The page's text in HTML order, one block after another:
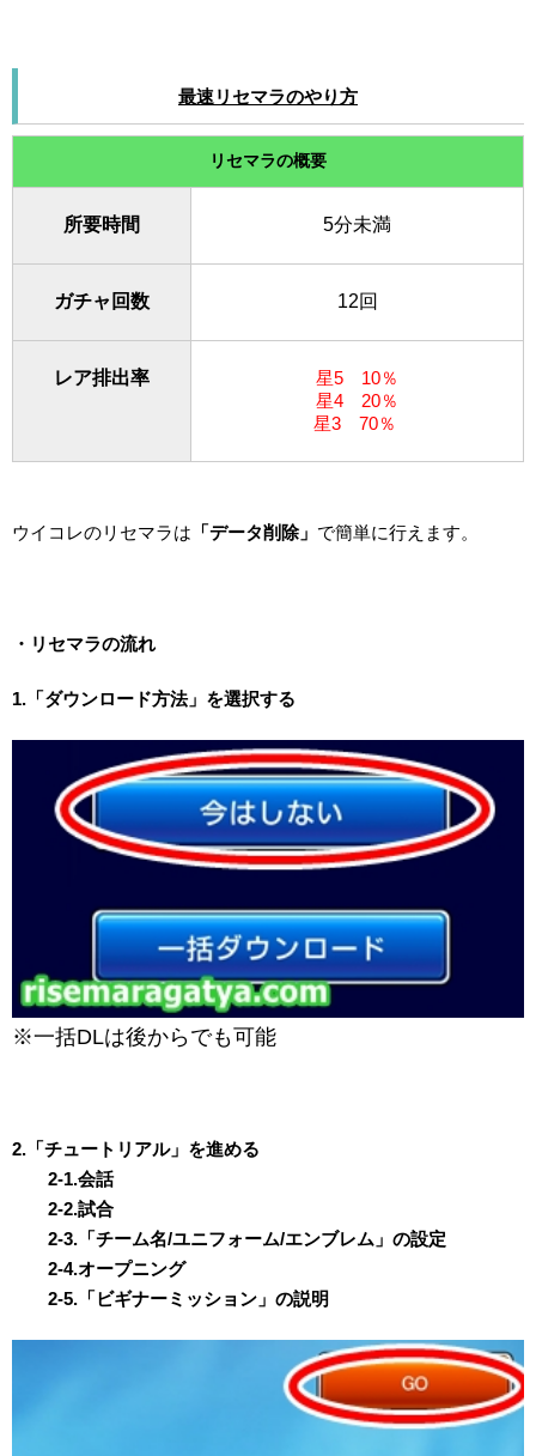
最速リセマラのやり方
リセマラの概要
所要時間 5分未満
ガチャ回数 12回
レア排出率
星5 10％
星4 20％
星3 70％
ウイコレのリセマラは 「データ削除」 で簡単に行えます。
・リセマラの流れ
1.「ダウンロード方法」を選択する
※一括DLは後からでも可能
2.「チュートリアル」を進める
2-1.会話
2-2.試合
2-3.「チーム名/ユニフォーム/エンブレム」の設定
2-4.オープニング
2-5.「ビギナーミッション」の説明